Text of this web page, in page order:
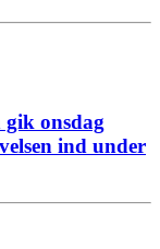
onsdag
ind under